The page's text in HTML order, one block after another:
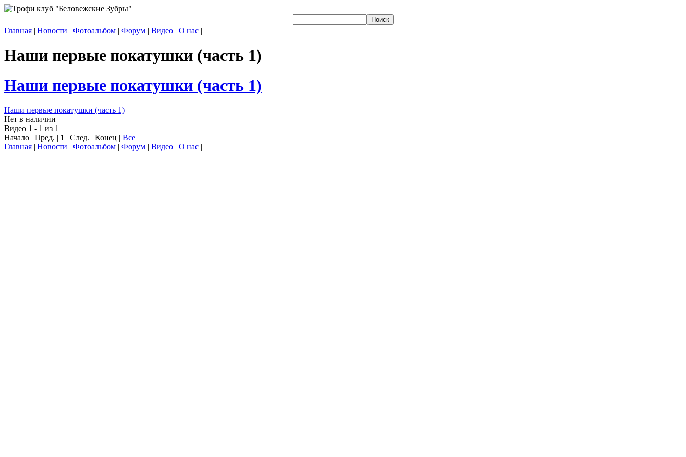
Главная | Новости | Фотоальбом | Форум | Видео | О нас |
Наши первые покатушки (часть 1)
Наши первые покатушки (часть 1)
Наши первые покатушки (часть 1)
Нет в наличии
Видео 1 - 1 из 1
Начало | Пред. | 1 | След. | Конец | Все
Главная | Новости | Фотоальбом | Форум | Видео | О нас |